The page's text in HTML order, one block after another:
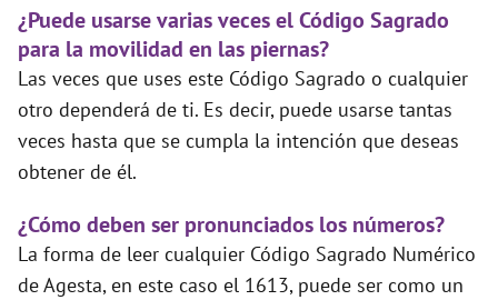
¿Puede usarse varias veces el Código Sagrado
para la movilidad en las piernas?
Las veces que uses este Código Sagrado o cualquier
otro dependerá de ti. Es decir, puede usarse tantas
veces hasta que se cumpla la intención que deseas
obtener de él.
¿Cómo deben ser pronunciados los números?
La forma de leer cualquier Código Sagrado Numérico
de Agesta, en este caso el 1613, puede ser como un